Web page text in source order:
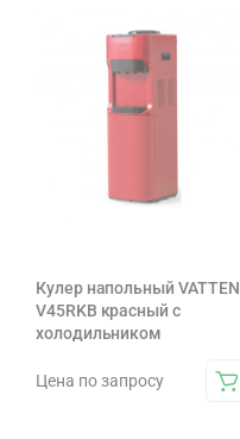
Кулер напольный VATTEN
V45RKB красный с
холодильником
Цена по запросу